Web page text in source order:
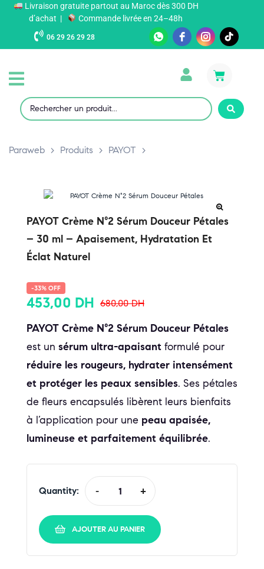
Livraison gratuite partout au Maroc dès 300 DH
d’achat |
Commande livrée en 24–48h
06 29 26 29 28
Paraweb > Produits > PAYOT >
PAYOT Crème N°2 Sérum Douceur Pétales
– 30 ml – Apaisement, Hydratation Et
Éclat Naturel
-33% OFF
680,00DH
453,00 DH
PAYOT Crème N°2 Sérum Douceur Pétales
est un sérum ultra-apaisant formulé pour
réduire les rougeurs, hydrater intensément
et protéger les peaux sensibles. Ses pétales
de fleurs encapsulés libèrent leurs bienfaits
à l’application pour une peau apaisée,
lumineuse et parfaitement équilibrée.
Quantity: - +
AJOUTER AU PANIER